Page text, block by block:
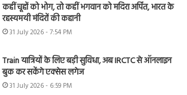
कहीं चूहों को भोग, तो कहीं भगवान को मदिरा अर्पित, भारत के
रहस्यमयी मंदिरों की कहानी
31 July 2026 - 7:54 PM
Train यात्रियों के लिए बड़ी सुविधा, अब IRCTC से ऑनलाइन
बुक कर सकेंगे एक्सेस लगेज
31 July 2026 - 6:59 PM